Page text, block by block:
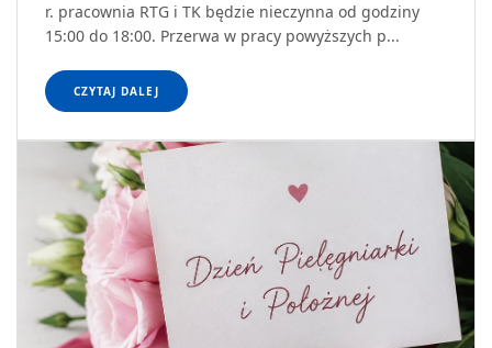
r. pracownia RTG i TK będzie nieczynna od godziny
15:00 do 18:00. Przerwa w pracy powyższych p...
CZYTAJ DALEJ